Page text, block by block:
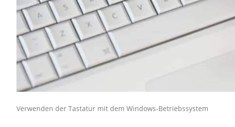
Verwenden der Tastatur mit dem Windows-Betriebssystem